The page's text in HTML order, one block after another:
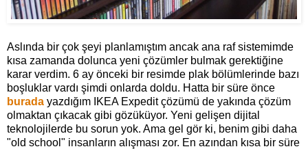
Aslında bir çok şeyi planlamıştım ancak ana raf sistemimde
kısa zamanda dolunca yeni çözümler bulmak gerektiğine
karar verdim. 6 ay önceki bir resimde plak bölümlerinde bazı
boşluklar vardı şimdi onlarda doldu. Hatta bir süre önce
burada yazdığım IKEA Expedit çözümü de yakında çözüm
olmaktan çıkacak gibi gözüküyor. Yeni gelişen dijital
teknolojilerde bu sorun yok. Ama gel gör ki, benim gibi daha
"old school" insanların alışması zor. En azından kısa bir süre